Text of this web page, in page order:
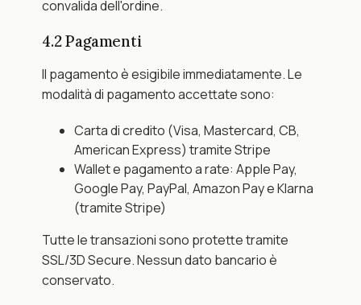
convalida dell'ordine.
4.2 Pagamenti
Il pagamento è esigibile immediatamente. Le
modalità di pagamento accettate sono:
Carta di credito (Visa, Mastercard, CB,
American Express) tramite Stripe
Wallet e pagamento a rate: Apple Pay,
Google Pay, PayPal, Amazon Pay e Klarna
(tramite Stripe)
Tutte le transazioni sono protette tramite
SSL/3D Secure. Nessun dato bancario è
conservato.